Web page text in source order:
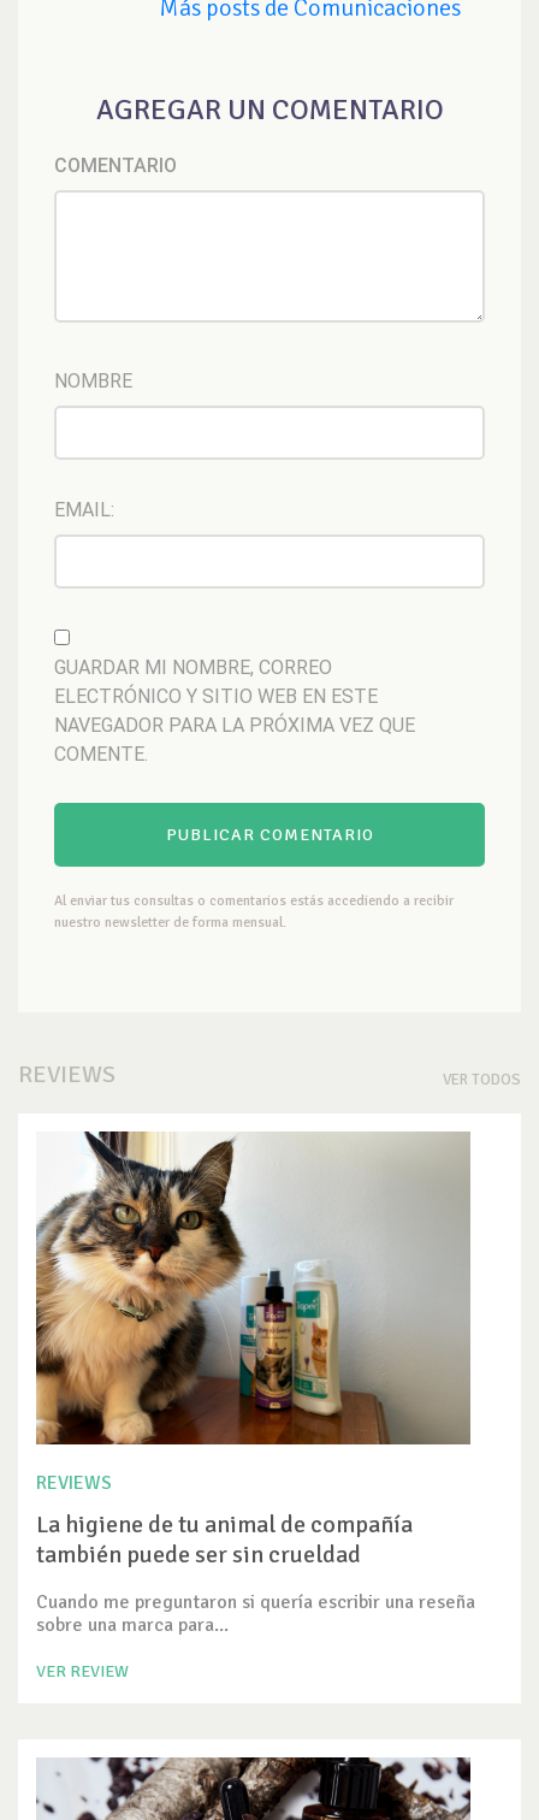
Más posts de Comunicaciones
AGREGAR UN COMENTARIO
COMENTARIO
NOMBRE
EMAIL:
GUARDAR MI NOMBRE, CORREO
ELECTRÓNICO Y SITIO WEB EN ESTE
NAVEGADOR PARA LA PRÓXIMA VEZ QUE
COMENTE.
Al enviar tus consultas o comentarios estás accediendo a recibir
nuestro newsletter de forma mensual.
REVIEWS VER TODOS
REVIEWS
La higiene de tu animal de compañía
también puede ser sin crueldad
Cuando me preguntaron si quería escribir una reseña
sobre una marca para...
VER REVIEW